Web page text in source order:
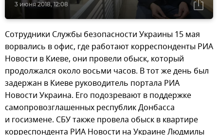
3 июня 2018, 12:08
Сотрудники Службы безопасности Украины 15 мая
ворвались в офис, где работают корреспонденты РИА
Новости в Киеве, они провели обыск, который
продолжался около восьми часов. В тот же день был
задержан в Киеве руководитель портала РИА
Новости Украина. Его подозревают в поддержке
самопровозглашенных республик Донбасса
и госизмене. СБУ также провела обыск в квартире
корреспондента РИА Новости на Украине Людмилы